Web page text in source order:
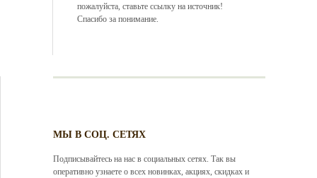
пожалуйста, ставьте ссылку на источник!
Спасибо за понимание.
МЫ В СОЦ. СЕТЯХ
Подписывайтесь на нас в социальных сетях. Так вы
оперативно узнаете о всех новинках, акциях, скидках и